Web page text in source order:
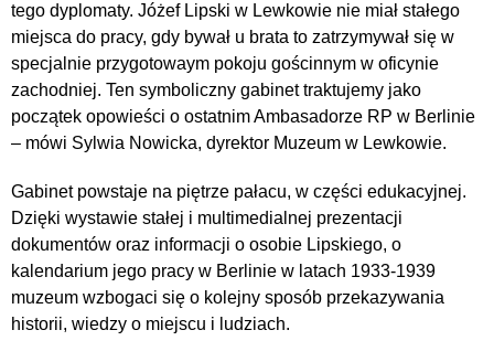
tego dyplomaty. Jóżef Lipski w Lewkowie nie miał stałego
miejsca do pracy, gdy bywał u brata to zatrzymywał się w
specjalnie przygotowaym pokoju gościnnym w oficynie
zachodniej. Ten symboliczny gabinet traktujemy jako
początek opowieści o ostatnim Ambasadorze RP w Berlinie
– mówi Sylwia Nowicka, dyrektor Muzeum w Lewkowie.
Gabinet powstaje na piętrze pałacu, w części edukacyjnej.
Dzięki wystawie stałej i multimedialnej prezentacji
dokumentów oraz informacji o osobie Lipskiego, o
kalendarium jego pracy w Berlinie w latach 1933-1939
muzeum wzbogaci się o kolejny sposób przekazywania
historii, wiedzy o miejscu i ludziach.